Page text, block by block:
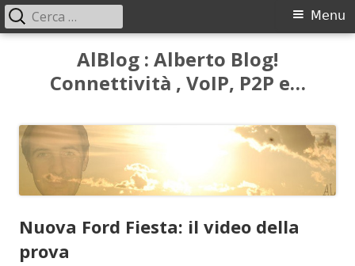
contenuto
AlBlog : Alberto Blog!
Connettività , VoIP, P2P e…
Menu
principale
Menu
Ricerca
per:
Nuova Ford Fiesta: il video della
prova